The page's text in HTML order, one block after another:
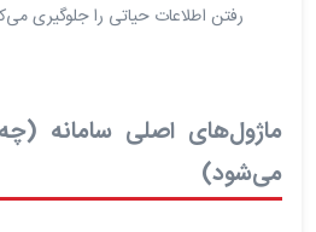
رفتن اطلاعات حیاتی را جلوگیری
ماژول‌های اصلی سامانه
می‌شود)